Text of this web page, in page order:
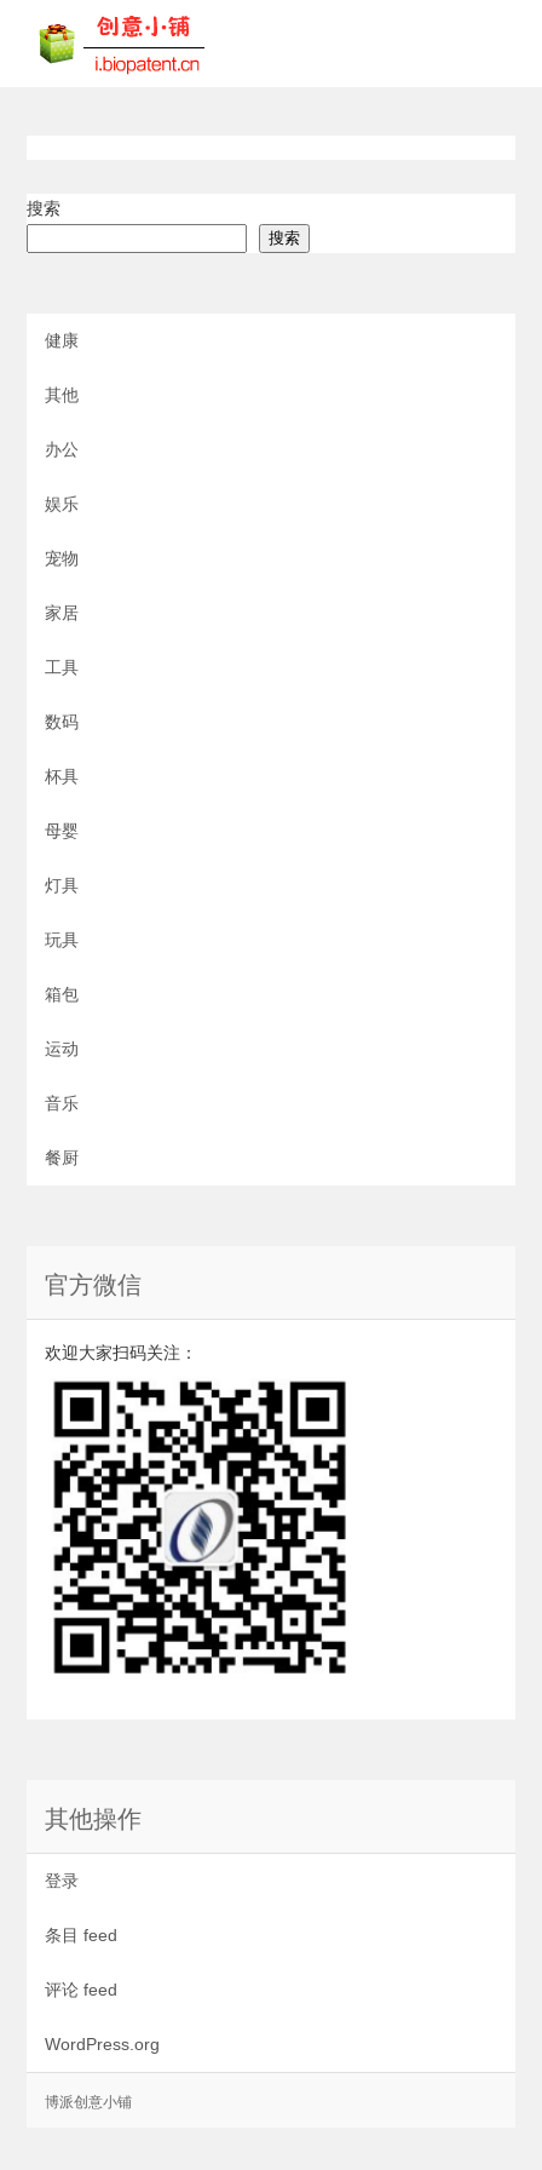
搜索
搜索
健康
其他
办公
娱乐
宠物
家居
工具
数码
杯具
母婴
灯具
玩具
箱包
运动
音乐
餐厨
官方微信
欢迎大家扫码关注：
其他操作
登录
条目 feed
评论 feed
WordPress.org